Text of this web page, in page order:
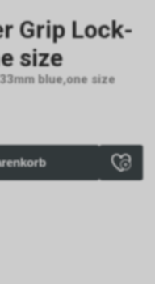
Grip Lock-
size
blue,one size